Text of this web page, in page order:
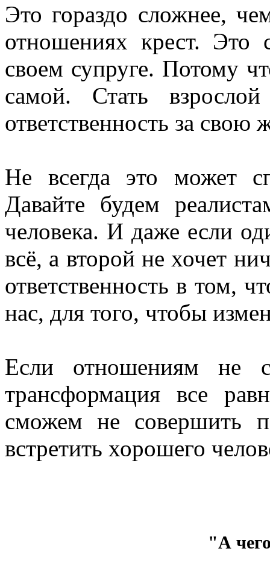
Это гораздо сложнее,
отношениях крест. Это
своем супруге. Потому
самой. Стать
ответственность за свою
Не всегда это может
Давайте будем
человека. И даже если
всё, а второй не хочет
ответственность в том,
нас, для того, чтобы
Если отношениям не
трансформация все
сможем не совершить
встретить хорошего
"А